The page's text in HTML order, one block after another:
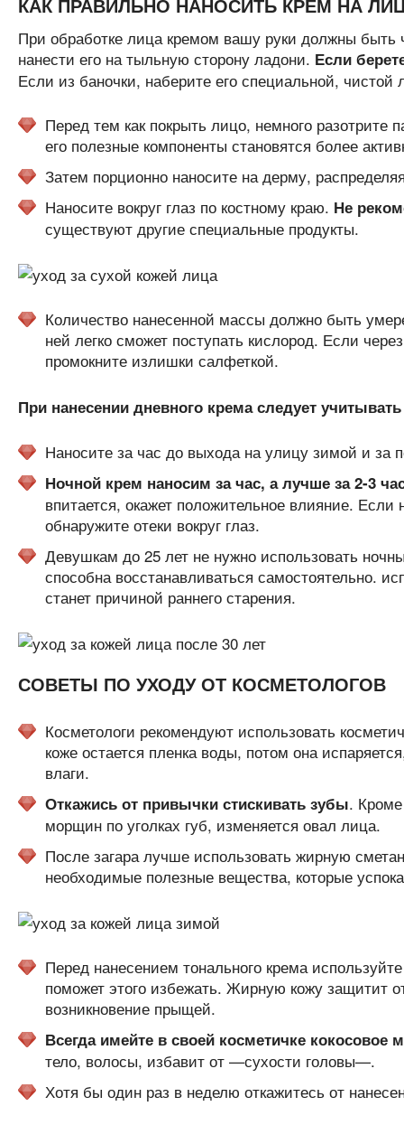
При обработке лица кремом вашу руки должны
нанести его на тыльную сторону ладони. Если
Если из баночки, наберите его специальной, чистой
Перед тем как покрыть лицо, немного
его полезные компоненты становятся более
Затем порционно наносите на дерму,
Наносите вокруг глаз по костному краю. Не
существуют другие специальные продукты.
Количество нанесенной массы должно быть
ней легко сможет поступать кислород. Если
промокните излишки салфеткой.
При нанесении дневного крема следует
Наносите за час до выхода на улицу зимой и за
Ночной крем наносим за час, а лучше за 2-3
впитается, окажет положительное влияние.
обнаружите отеки вокруг глаз.
Девушкам до 25 лет не нужно использовать
способна восстанавливаться самостоятельно.
станет причиной раннего старения.
СОВЕТЫ ПО УХОДУ ОТ КОСМЕТОЛОГОВ
Косметологи рекомендуют использовать
коже остается пленка воды, потом она
влаги.
Откажись от привычки стискивать зубы.
морщин по уголках губ, изменяется овал лица.
После загара лучше использовать жирную
необходимые полезные вещества, которые
Перед нанесением тонального крема
поможет этого избежать. Жирную кожу защитит
возникновение прыщей.
Всегда имейте в своей косметичке кокосовое
тело, волосы, избавит от —сухости головы—.
Хотя бы один раз в неделю откажитесь от